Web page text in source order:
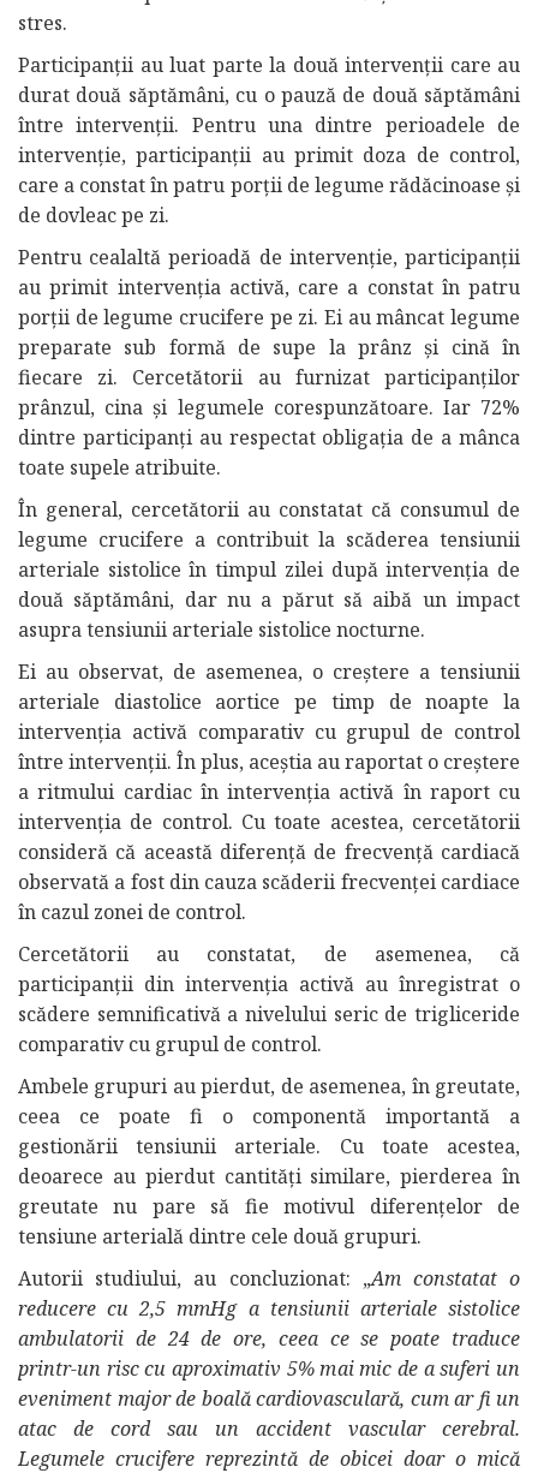
stres.
Participanții au luat parte la două intervenții care au
durat două săptămâni, cu o pauză de două săptămâni
între intervenții. Pentru una dintre perioadele de
intervenție, participanții au primit doza de control,
care a constat în patru porții de legume rădăcinoase și
de dovleac pe zi.
Pentru cealaltă perioadă de intervenție, participanții
au primit intervenția activă, care a constat în patru
porții de legume crucifere pe zi. Ei au mâncat legume
preparate sub formă de supe la prânz și cină în
fiecare zi. Cercetătorii au furnizat participanților
prânzul, cina și legumele corespunzătoare. Iar 72%
dintre participanți au respectat obligația de a mânca
toate supele atribuite.
În general, cercetătorii au constatat că consumul de
legume crucifere a contribuit la scăderea tensiunii
arteriale sistolice în timpul zilei după intervenția de
două săptămâni, dar nu a părut să aibă un impact
asupra tensiunii arteriale sistolice nocturne.
Ei au observat, de asemenea, o creștere a tensiunii
arteriale diastolice aortice pe timp de noapte la
intervenția activă comparativ cu grupul de control
între intervenții. În plus, aceștia au raportat o creștere
a ritmului cardiac în intervenția activă în raport cu
intervenția de control. Cu toate acestea, cercetătorii
consideră că această diferență de frecvență cardiacă
observată a fost din cauza scăderii frecvenței cardiace
în cazul zonei de control.
Cercetătorii au constatat, de asemenea, că
participanții din intervenția activă au înregistrat o
scădere semnificativă a nivelului seric de trigliceride
comparativ cu grupul de control.
Ambele grupuri au pierdut, de asemenea, în greutate,
ceea ce poate fi o componentă importantă a
gestionării tensiunii arteriale. Cu toate acestea,
deoarece au pierdut cantități similare, pierderea în
greutate nu pare să fie motivul diferențelor de
tensiune arterială dintre cele două grupuri.
Autorii studiului, au concluzionat: „Am constatat o
reducere cu 2,5 mmHg a tensiunii arteriale sistolice
ambulatorii de 24 de ore, ceea ce se poate traduce
printr-un risc cu aproximativ 5% mai mic de a suferi un
eveniment major de boală cardiovasculară, cum ar fi un
atac de cord sau un accident vascular cerebral.
Legumele crucifere reprezintă de obicei doar o mică